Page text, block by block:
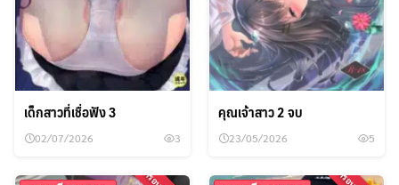
เด็กสาวที่เชื่อฟัง 3
02/07/2026 3
คุณเจ้าสาว 2 จบ
23/05/2026 5